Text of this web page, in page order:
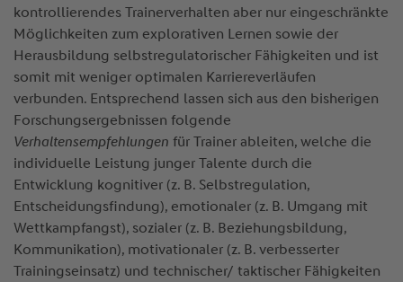
kontrollierendes Trainerverhalten aber nur eingeschränkte
Möglichkeiten zum explorativen Lernen sowie der
Herausbildung selbstregulatorischer Fähigkeiten und ist
somit mit weniger optimalen Karriereverläufen
verbunden. Entsprechend lassen sich aus den bisherigen
Forschungsergebnissen folgende
Verhaltensempfehlungen für Trainer ableiten, welche die
individuelle Leistung junger Talente durch die
Entwicklung kognitiver (z. B. Selbstregulation,
Entscheidungsfindung), emotionaler (z. B. Umgang mit
Wettkampfangst), sozialer (z. B. Beziehungsbildung,
Kommunikation), motivationaler (z. B. verbesserter
Trainingseinsatz) und technischer/ taktischer Fähigkeiten